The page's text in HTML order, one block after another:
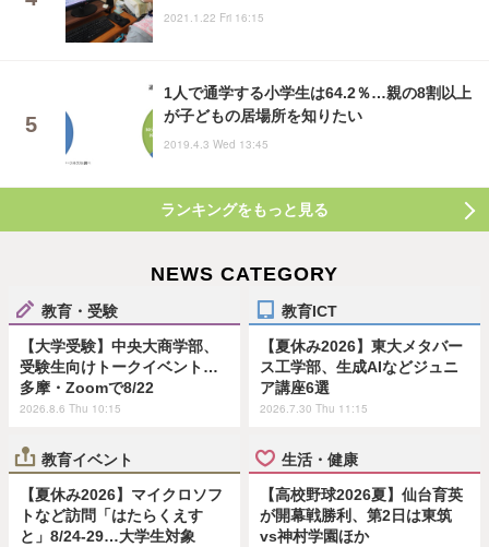
2021.1.22 Fri 16:15
1人で通学する小学生は64.2％…親の8割以上
が子どもの居場所を知りたい
2019.4.3 Wed 13:45
ランキングをもっと見る
NEWS CATEGORY
教育・受験
【大学受験】中央大商学部、
受験生向けトークイベント…
多摩・Zoomで8/22
2026.8.6 Thu 10:15
教育ICT
【夏休み2026】東大メタバー
ス工学部、生成AIなどジュニ
ア講座6選
2026.7.30 Thu 11:15
教育イベント
【夏休み2026】マイクロソフ
トなど訪問「はたらくえす
と」8/24-29…大学生対象
生活・健康
【高校野球2026夏】仙台育英
が開幕戦勝利、第2日は東筑
vs神村学園ほか